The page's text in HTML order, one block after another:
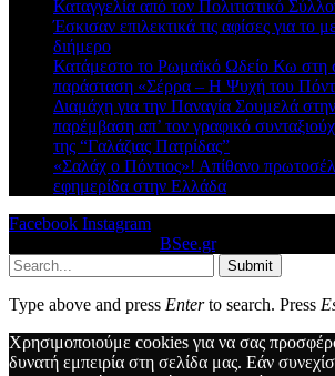
Καταγγελία από τον Πολιτιστικό
Έσκισαν επιλεκτικά τις αφίσες για το
διήμερο
Κατάμεστο το Ρωμαϊκό Ωδείο Κω στη
παράσταση «Σέρρα – Η Ψυχή του
Διαμάχη για την Παναγία Σουμελά
παρέμβαση απ’ τον γραφικό
της “Γαλάζιας Πατρίδας”
«Σαλάχ ο Πόντιος»! Απίθανο
εφημερίδα στην Ελλάδα
Facebook Instagram
BSee.gr.
Submit
Type above and press Enterto search. Press
Χρησιμοποιούμε cookies για να σας
δυνατή εμπειρία στη σελίδα μας. Εάν